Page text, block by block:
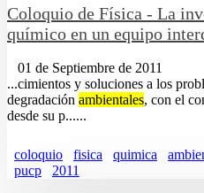
Coloquio de Física - La
químico en un equipo
01 de Septiembre de 2011
...cimientos y soluciones a los
degradación ambientales, con el
desde su p......
coloquio fisica quimica
pucp
2011